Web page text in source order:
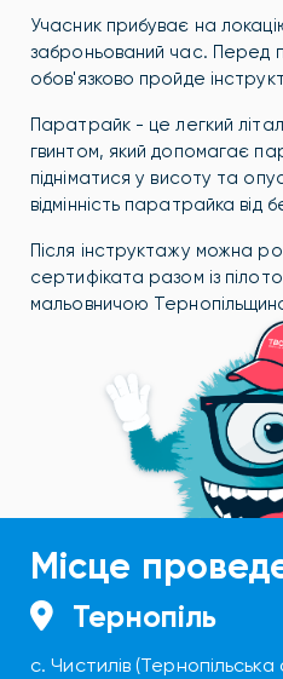
Учасник прибуває на
заброньований час. Перед
обов'язково пройде
Паратрайк - це легкий
гвинтом, який допомагає
підніматися у висоту та
відмінність паратрайка
Після інструктажу можна
сертифіката разом із
мальовничою
Місце
Тернопіль
с. Чистилів (Тернопільська